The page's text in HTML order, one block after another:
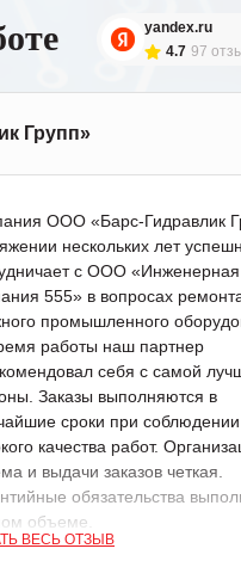
yandex.ru
4.7 97
Групп»
ООО «Барс-Гидравлик
нескольких лет
с ООО «Инженерная
555» в вопросах
промышленного
работы наш партнер
себя с самой
Заказы выполняются в
сроки при соблюдении
качества работ.
и выдачи заказов четкая.
обязательства
объеме.
ВЕСЬ ОТЗЫВ